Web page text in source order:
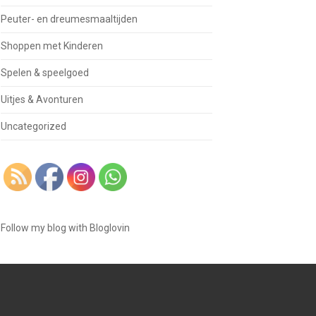
Peuter- en dreumesmaaltijden
Shoppen met Kinderen
Spelen & speelgoed
Uitjes & Avonturen
Uncategorized
Follow my blog with Bloglovin